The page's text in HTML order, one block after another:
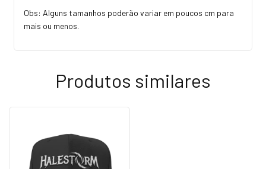
Obs: Alguns tamanhos poderão variar em poucos cm para
mais ou menos.
Produtos similares